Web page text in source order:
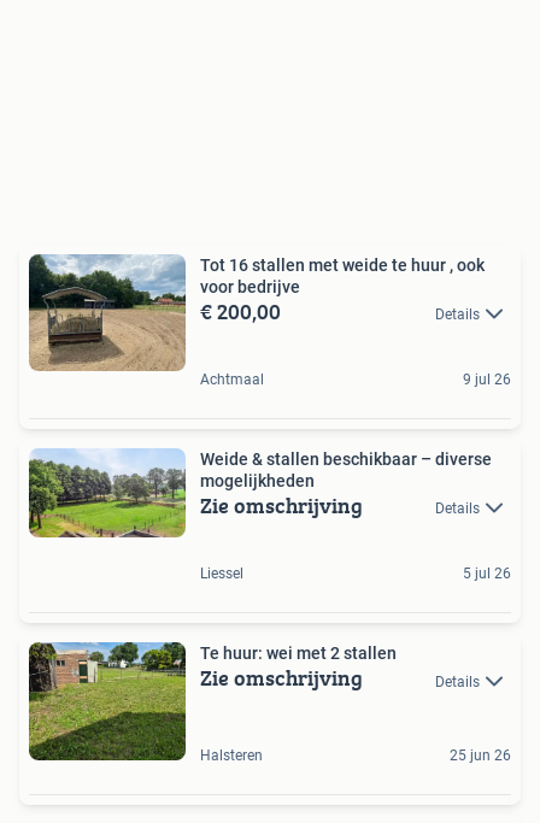
Tot 16 stallen met weide te huur , ook
voor bedrijve
€ 200,00 Details
Achtmaal 9 jul 26
Weide & stallen beschikbaar – diverse
mogelijkheden
Zie omschrijving Details
Liessel 5 jul 26
Te huur: wei met 2 stallen
Zie omschrijving Details
Halsteren 25 jun 26